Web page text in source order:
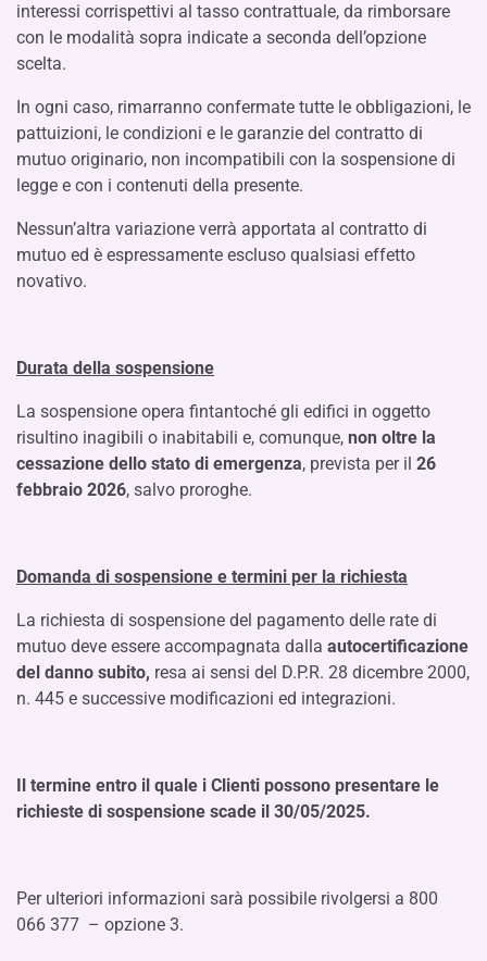
interessi corrispettivi al tasso contrattuale, da rimborsare
con le modalità sopra indicate a seconda dell’opzione
scelta.
In ogni caso, rimarranno confermate tutte le obbligazioni, le
pattuizioni, le condizioni e le garanzie del contratto di
mutuo originario, non incompatibili con la sospensione di
legge e con i contenuti della presente.
Nessun’altra variazione verrà apportata al contratto di
mutuo ed è espressamente escluso qualsiasi effetto
novativo.
Durata della sospensione
La sospensione opera fintantoché gli edifici in oggetto
risultino inagibili o inabitabili e, comunque, non oltre la
cessazione dello stato di emergenza, prevista per il 26
febbraio 2026, salvo proroghe.
Domanda di sospensione e termini per la richiesta
La richiesta di sospensione del pagamento delle rate di
mutuo deve essere accompagnata dalla autocertificazione
del danno subito, resa ai sensi del D.P.R. 28 dicembre 2000,
n. 445 e successive modificazioni ed integrazioni.
Il termine entro il quale i Clienti possono presentare le
richieste di sospensione scade il 30/05/2025.
Per ulteriori informazioni sarà possibile rivolgersi a 800
066 377 – opzione 3.